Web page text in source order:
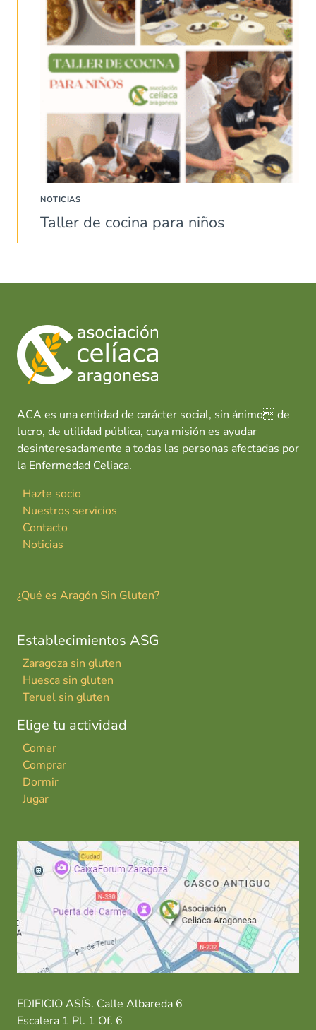
NOTICIAS
Taller de cocina para niños
ACA es una entidad de carácter social, sin ánimo de
lucro, de utilidad pública, cuya misión es ayudar
desinteresadamente a todas las personas afectadas por
la Enfermedad Celiaca.
Hazte socio
Nuestros servicios
Contacto
Noticias
¿Qué es Aragón Sin Gluten?
Establecimientos ASG
Zaragoza sin gluten
Huesca sin gluten
Teruel sin gluten
Elige tu actividad
Comer
Comprar
Dormir
Jugar
EDIFICIO ASÍS. Calle Albareda 6
Escalera 1 Pl. 1 Of. 6